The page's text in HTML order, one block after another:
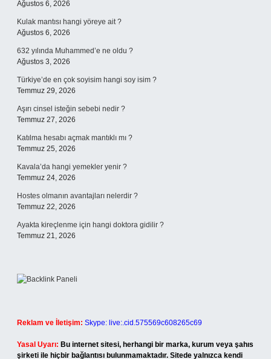
Ağustos 6, 2026
Kulak mantısı hangi yöreye ait ?
Ağustos 6, 2026
632 yılında Muhammed’e ne oldu ?
Ağustos 3, 2026
Türkiye’de en çok soyisim hangi soy isim ?
Temmuz 29, 2026
Aşırı cinsel isteğin sebebi nedir ?
Temmuz 27, 2026
Katılma hesabı açmak mantıklı mı ?
Temmuz 25, 2026
Kavala’da hangi yemekler yenir ?
Temmuz 24, 2026
Hostes olmanın avantajları nelerdir ?
Temmuz 22, 2026
Ayakta kireçlenme için hangi doktora gidilir ?
Temmuz 21, 2026
Reklam ve İletişim: Skype: live:.cid.575569c608265c69
Yasal Uyarı: Bu internet sitesi, herhangi bir marka, kurum veya şahıs
şirketi ile hiçbir bağlantısı bulunmamaktadır. Sitede yalnızca kendi